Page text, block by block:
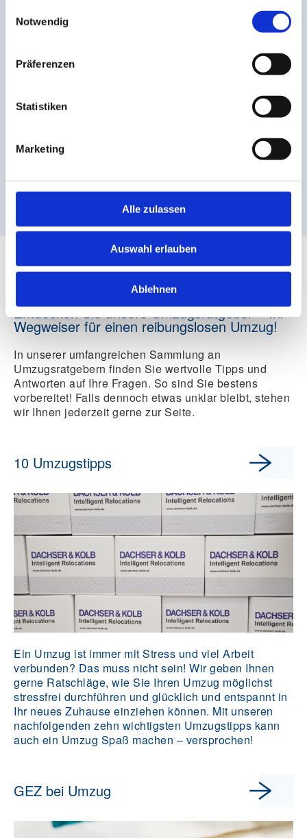
Notwendig
Präferenzen
Statistiken
Marketing
Alle zulassen
Auswahl erlauben
Ablehnen
Ratenzahlung mit Klarna
Entdecken Sie unsere Umzugsratgeber – Ihr
Wegweiser für einen reibungslosen Umzug!
In unserer umfangreichen Sammlung an
Umzugsratgebern finden Sie wertvolle Tipps und
Antworten auf Ihre Fragen. So sind Sie bestens
vorbereitet! Falls dennoch etwas unklar bleibt, stehen
wir Ihnen jederzeit gerne zur Seite.
10 Umzugstipps
Ein Umzug ist immer mit Stress und viel Arbeit
verbunden? Das muss nicht sein! Wir geben Ihnen
gerne Ratschläge, wie Sie Ihren Umzug möglichst
stressfrei durchführen und glücklich und entspannt in
Ihr neues Zuhause einziehen können. Mit unseren
nachfolgenden zehn wichtigsten Umzugstipps kann
auch ein Umzug Spaß machen – versprochen!
GEZ bei Umzug